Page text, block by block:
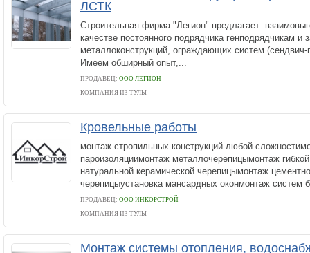
ЛСТК
Строительная фирма "Легион" предлагает
качестве постоянного подрядчика генподрядчикам и
металлоконструкций, ограждающих систем
Имеем обширный опыт,...
ПРОДАВЕЦ: ООО ЛЕГИОН
КОМПАНИЯ ИЗ ТУЛЫ
Кровельные работы
монтаж стропильных конструкций любой
пароизоляциимонтаж металлочерепицымонтаж
натуральной керамической черепицымонтаж
черепицыустановка мансардных оконмонтаж систем
ПРОДАВЕЦ: ООО ИНКОРСТРОЙ
КОМПАНИЯ ИЗ ТУЛЫ
Монтаж системы отопления,